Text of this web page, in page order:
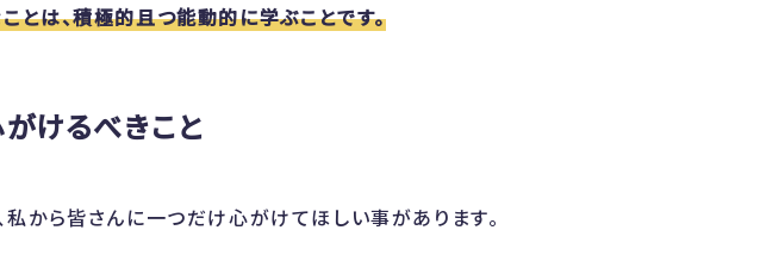
とは、積極的且つ能動的に学ぶことです。
けるべきこと
私から皆さんに一つだけ心がけてほしい事があります。